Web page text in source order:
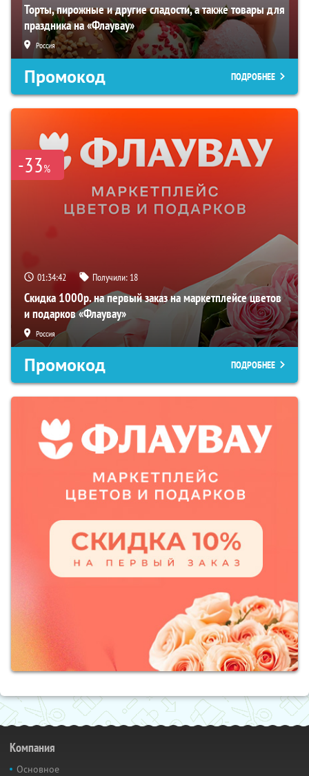
Торты, пирожные и другие сладости, а также товары для
праздника на «Флаувау»
Россия
Промокод ПОДРОБНЕЕ
-33%
01:34:40 Получили: 18
Скидка 1000р. на первый заказ на маркетплейсе цветов
и подарков «Флаувау»
Россия
Промокод ПОДРОБНЕЕ
Компания
Основное